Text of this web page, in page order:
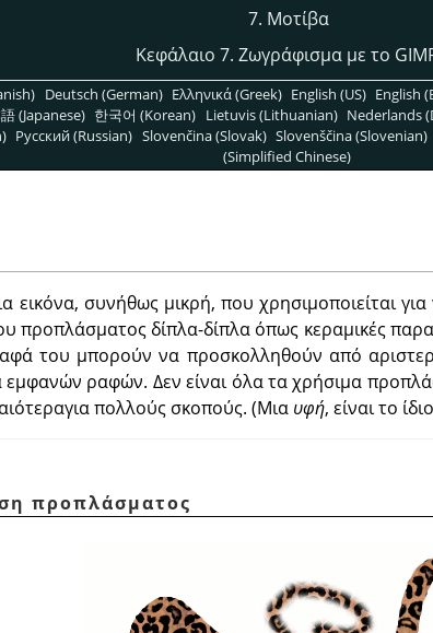
7. Μοτίβα
Κεφάλαιο 7. Ζωγράφισμα με το
Deutsch (German) Ελληνικά (Greek) English (US) English
(Japanese) 한국어 (Korean) Lietuvis (Lithuanian) Nederlands
Pусский (Russian) Slovenčina (Slovak) Slovenščina (Slovenian)
(Simplified Chinese)
εικόνα, συνήθως μικρή, που χρησιμοποιείται
προπλάσματος δίπλα-δίπλα όπως κεραμικές
του μπορούν να προσκολληθούν από
εμφανών ραφών. Δεν είναι όλα τα χρήσιμα
πολλούς σκοπούς. (Μια υφή, είναι το
προπλάσματος